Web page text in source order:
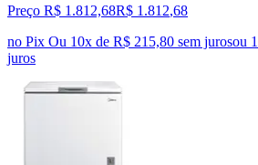
Preço R$ 1.812,68R$ 1.812,68
no Pix Ou 10x de R$ 215,80 sem jurosou
juros